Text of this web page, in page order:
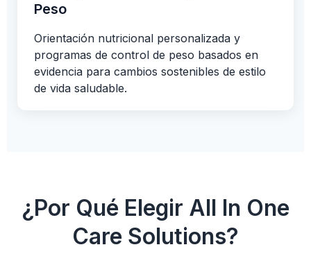
Peso
Orientación nutricional personalizada y
programas de control de peso basados en
evidencia para cambios sostenibles de estilo
de vida saludable.
¿Por Qué Elegir All In One
Care Solutions?